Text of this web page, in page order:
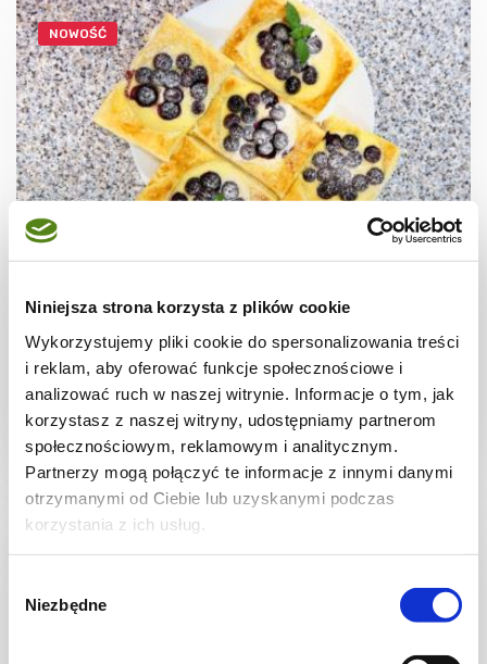
Niniejsza strona korzysta z plików cookie
Wykorzystujemy pliki cookie do spersonalizowania treści
i reklam, aby oferować funkcje społecznościowe i
analizować ruch w naszej witrynie. Informacje o tym, jak
korzystasz z naszej witryny, udostępniamy partnerom
społecznościowym, reklamowym i analitycznym.
Partnerzy mogą połączyć te informacje z innymi danymi
otrzymanymi od Ciebie lub uzyskanymi podczas
korzystania z ich usług.
zgody
Niezbędne
NOWOŚĆ
Ciastka francuskie z borówkami + film
30 min. 1531 kcal 8